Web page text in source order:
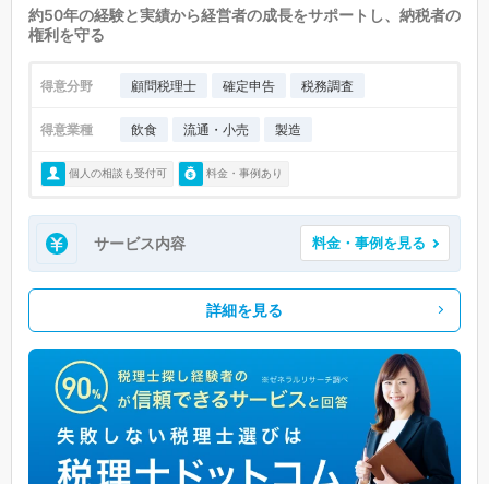
約50年の経験と実績から経営者の成長をサポートし、納税者の
権利を守る
得意分野 顧問税理士 確定申告 税務調査
得意業種 飲食 流通・小売 製造
個人の相談も受付可 料金・事例あり
サービス内容 料金・事例を見る
詳細を見る